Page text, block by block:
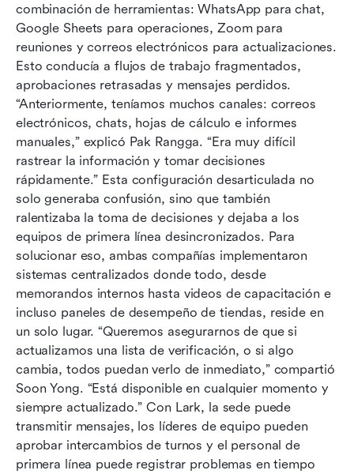
combinación de herramientas: WhatsApp para chat,
Google Sheets para operaciones, Zoom para
reuniones y correos electrónicos para actualizaciones.
Esto conducía a flujos de trabajo fragmentados,
aprobaciones retrasadas y mensajes perdidos.
“Anteriormente, teníamos muchos canales: correos
electrónicos, chats, hojas de cálculo e informes
manuales,” explicó Pak Rangga. “Era muy difícil
rastrear la información y tomar decisiones
rápidamente.” Esta configuración desarticulada no
solo generaba confusión, sino que también
ralentizaba la toma de decisiones y dejaba a los
equipos de primera línea desincronizados. Para
solucionar eso, ambas compañías implementaron
sistemas centralizados donde todo, desde
memorandos internos hasta videos de capacitación e
incluso paneles de desempeño de tiendas, reside en
un solo lugar. “Queremos asegurarnos de que si
actualizamos una lista de verificación, o si algo
cambia, todos puedan verlo de inmediato,” compartió
Soon Yong. “Está disponible en cualquier momento y
siempre actualizado.” Con Lark, la sede puede
transmitir mensajes, los líderes de equipo pueden
aprobar intercambios de turnos y el personal de
primera línea puede registrar problemas en tiempo